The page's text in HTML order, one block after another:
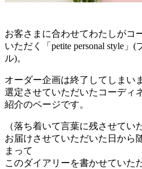
お客さまに合わせてわたしがコ
いただく「petite personal style」
ル)。
オーダー企画は終了してしまい
選定させていただいたコーディ
紹介のページです。
（落ち着いて言葉に残させてい
お届けさせていただいた日から
まって
このダイアリーを書かせていた